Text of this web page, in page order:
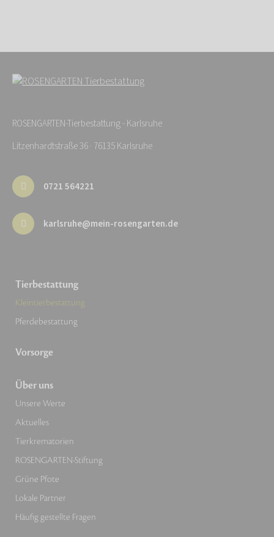
ROSENGARTEN-Tierbestattung - Karlsruhe
Litzenhardtstraße 36 · 76135 Karlsruhe
0721 564221
karlsruhe@mein-rosengarten.de
Tierbestattung
Kleintierbestattung
Pferdebestattung
Vorsorge
Über uns
Unsere Werte
Aktuelles
Tierkrematorien
ROSENGARTEN-Stiftung
Grüne Pfote
Lokale Partner
Häufig gestellte Fragen